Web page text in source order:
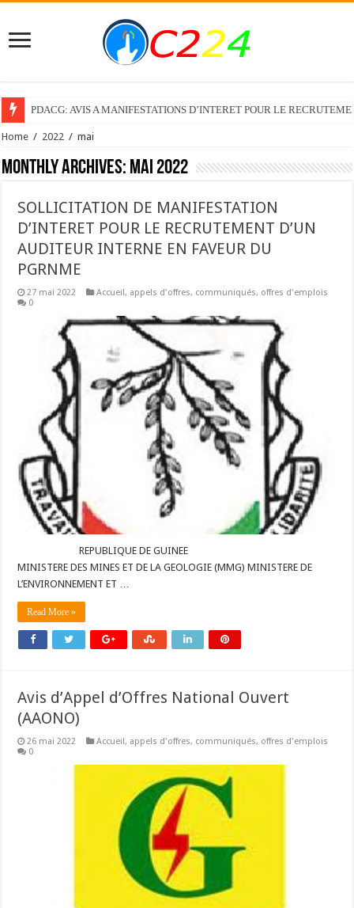
PDACG: AVIS A MANIFESTATIONS D’INTERET POUR LE
Home / 2022 / mai
Monthly Archives: mai 2022
SOLLICITATION DE MANIFESTATION
D’INTERET POUR LE RECRUTEMENT D’UN
AUDITEUR INTERNE EN FAVEUR DU
PGRNME
27 mai 2022 Accueil, appels d'offres, communiqués, offres d'emplois
0
REPUBLIQUE DE GUINEE
MINISTERE DES MINES ET DE LA GEOLOGIE (MMG) MINISTERE DE
L’ENVIRONNEMENT ET …
Read More »
Avis d’Appel d’Offres National Ouvert
(AAONO)
26 mai 2022 Accueil, appels d'offres, communiqués, offres d'emplois
0